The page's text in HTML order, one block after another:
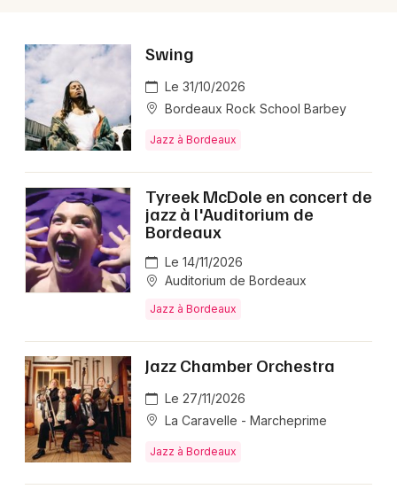
Swing
Le 31/10/2026
Bordeaux Rock School Barbey
Jazz à Bordeaux
Tyreek McDole en concert de
jazz à l'Auditorium de
Bordeaux
Le 14/11/2026
Auditorium de Bordeaux
Jazz à Bordeaux
Jazz Chamber Orchestra
Le 27/11/2026
La Caravelle - Marcheprime
Jazz à Bordeaux